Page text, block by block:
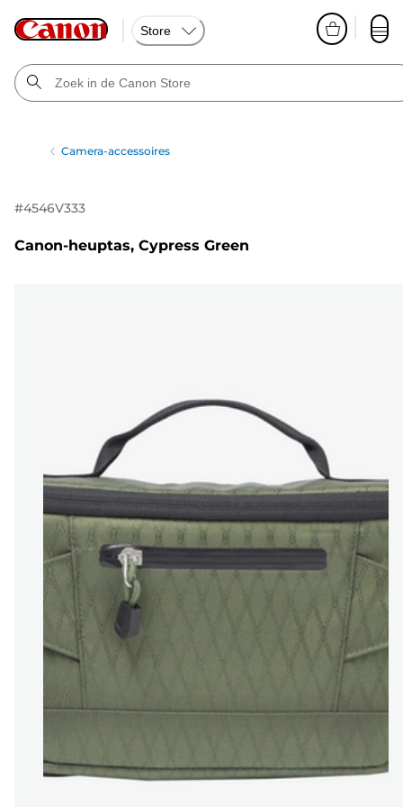
Store
Camera-accessoires
#4546V333
Canon-heuptas, Cypress Green